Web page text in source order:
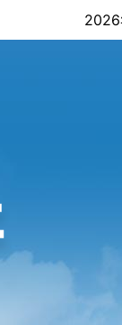
2026